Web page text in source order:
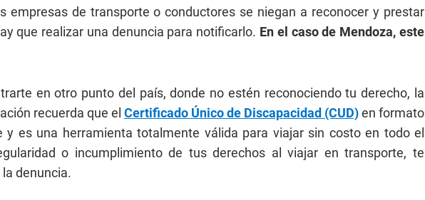
empresas de transporte o conductores se niegan a reconocer y prestar
que realizar una denuncia para notificarlo. En el caso de Mendoza, este
en otro punto del país, donde no estén reconociendo tu derecho, la
recuerda que el Certificado Único de Discapacidad (CUD)en formato
es una herramienta totalmente válida para viajar sin costo en todo el
o incumplimiento de tus derechos al viajar en transporte, te
denuncia.